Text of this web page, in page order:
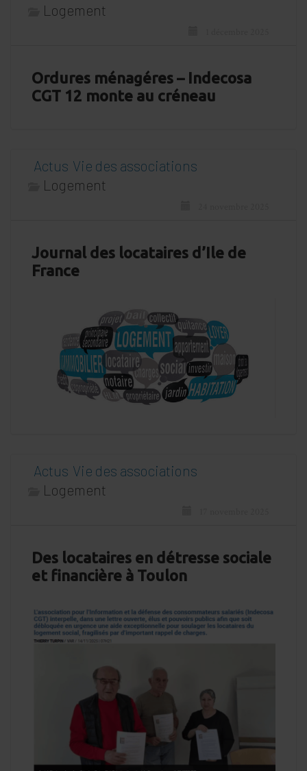
Logement
Ordures ménagéres – Indecosa
CGT 12 monte au créneau
Actus Vie des associations
Logement
Journal des locataires d’Ile de
France
Actus Vie des associations
Logement
Des locataires en détresse sociale
et financière à Toulon